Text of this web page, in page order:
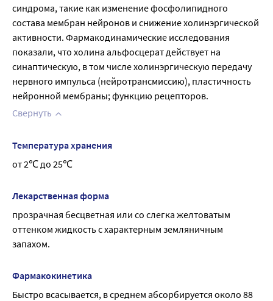
синдрома, такие как изменение фосфолипидного
состава мембран нейронов и снижение холинэргической
активности. Фармакодинамические исследования
показали, что холина альфосцерат действует на
синаптическую, в том числе холинэргическую передачу
нервного импульса (нейротрансмиссию), пластичность
нейронной мембраны; функцию рецепторов.
Свернуть
Температура хранения
от 2℃ до 25℃
Лекарственная форма
прозрачная бесцветная или со слегка желтоватым
оттенком жидкость с характерным земляничным
запахом.
Фармакокинетика
Быстро всасывается, в среднем абсорбируется около 88